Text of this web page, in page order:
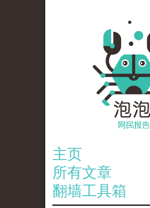
主页
所有文章
翻墙工具箱